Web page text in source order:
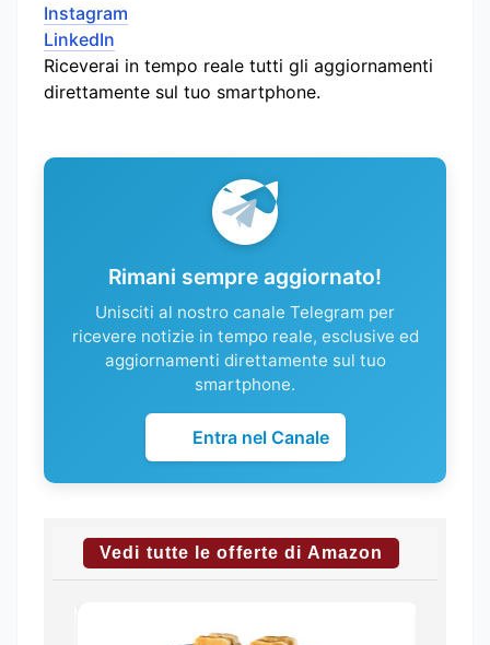
Instagram
LinkedIn
Riceverai in tempo reale tutti gli aggiornamenti
direttamente sul tuo smartphone.
Rimani sempre aggiornato!
Unisciti al nostro canale Telegram per
ricevere notizie in tempo reale, esclusive ed
aggiornamenti direttamente sul tuo
smartphone.
Entra nel Canale